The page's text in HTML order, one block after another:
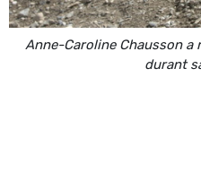
Anne-Caroline Chausson
durant